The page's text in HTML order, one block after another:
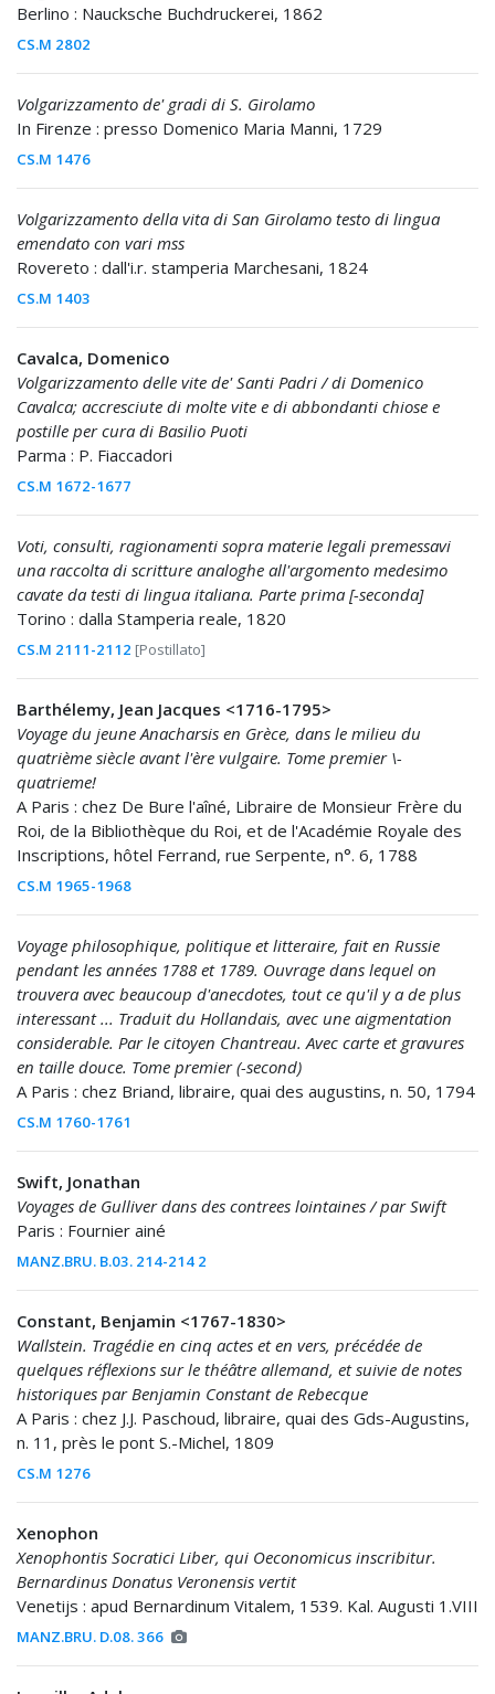
Berlino : Naucksche Buchdruckerei, 1862
CS.M 2802
Volgarizzamento de' gradi di S. Girolamo
In Firenze : presso Domenico Maria Manni, 1729
CS.M 1476
Volgarizzamento della vita di San Girolamo testo di lingua
emendato con vari mss
Rovereto : dall'i.r. stamperia Marchesani, 1824
CS.M 1403
Cavalca, Domenico
Volgarizzamento delle vite de' Santi Padri / di Domenico
Cavalca; accresciute di molte vite e di abbondanti chiose e
postille per cura di Basilio Puoti
Parma : P. Fiaccadori
CS.M 1672-1677
Voti, consulti, ragionamenti sopra materie legali premessavi
una raccolta di scritture analoghe all'argomento medesimo
cavate da testi di lingua italiana. Parte prima [-seconda]
Torino : dalla Stamperia reale, 1820
CS.M 2111-2112 [Postillato]
Barthélemy, Jean Jacques <1716-1795>
Voyage du jeune Anacharsis en Grèce, dans le milieu du
quatrième siècle avant l'ère vulgaire. Tome premier \-
quatrieme!
A Paris : chez De Bure l'aîné, Libraire de Monsieur Frère du
Roi, de la Bibliothèque du Roi, et de l'Académie Royale des
Inscriptions, hôtel Ferrand, rue Serpente, n°. 6, 1788
CS.M 1965-1968
Voyage philosophique, politique et litteraire, fait en Russie
pendant les années 1788 et 1789. Ouvrage dans lequel on
trouvera avec beaucoup d'anecdotes, tout ce qu'il y a de plus
interessant ... Traduit du Hollandais, avec une aigmentation
considerable. Par le citoyen Chantreau. Avec carte et gravures
en taille douce. Tome premier (-second)
A Paris : chez Briand, libraire, quai des augustins, n. 50, 1794
CS.M 1760-1761
Swift, Jonathan
Voyages de Gulliver dans des contrees lointaines / par Swift
Paris : Fournier ainé
MANZ.BRU. B.03. 214-214 2
Constant, Benjamin <1767-1830>
Wallstein. Tragédie en cinq actes et en vers, précédée de
quelques réflexions sur le théâtre allemand, et suivie de notes
historiques par Benjamin Constant de Rebecque
A Paris : chez J.J. Paschoud, libraire, quai des Gds-Augustins,
n. 11, près le pont S.-Michel, 1809
CS.M 1276
Xenophon
Xenophontis Socratici Liber, qui Oeconomicus inscribitur.
Bernardinus Donatus Veronensis vertit
Venetijs : apud Bernardinum Vitalem, 1539. Kal. Augusti 1.VIII
MANZ.BRU. D.08. 366